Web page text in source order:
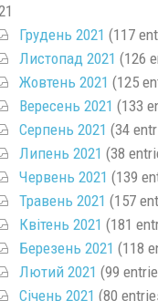
Грудень 2021 (117
Листопад 2021 (126
Жовтень 2021 (125
Вересень 2021 (133
Серпень 2021 (34
Липень 2021 (38
Червень 2021 (139
Травень 2021 (157
Квітень 2021 (181
Березень 2021 (118
Лютий 2021 (99
Січень 2021 (80